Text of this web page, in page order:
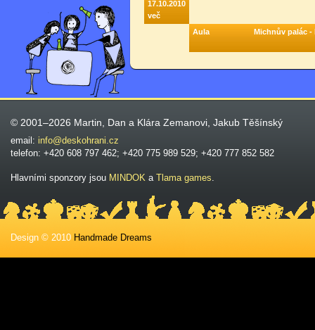
17.10.2010
več
Aula Michnův palác -
© 2001–2026 Martin, Dan a Klára Zemanovi, Jakub Těšínský
email: info@deskohrani.cz
telefon: +420 608 797 462; +420 775 989 529; +420 777 852 582
Hlavními sponzory jsou MINDOK a Tlama games.
Design © 2010 Handmade Dreams